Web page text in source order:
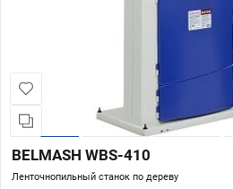
BELMASH WBS-410
Ленточнопильный станок по дереву